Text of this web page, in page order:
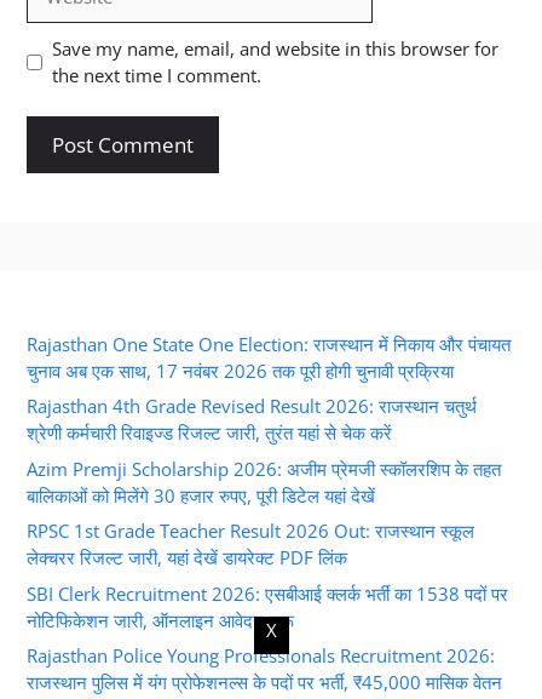
Save my name, email, and website in this browser for
the next time I comment.
Rajasthan One State One Election: राजस्थान में निकाय और पंचायत
चुनाव अब एक साथ, 17 नवंबर 2026 तक पूरी होगी चुनावी प्रक्रिया
Rajasthan 4th Grade Revised Result 2026: राजस्थान चतुर्थ
श्रेणी कर्मचारी रिवाइज्ड रिजल्ट जारी, तुरंत यहां से चेक करें
Azim Premji Scholarship 2026: अजीम प्रेमजी स्कॉलरशिप के तहत
बालिकाओं को मिलेंगे 30 हजार रुपए, पूरी डिटेल यहां देखें
RPSC 1st Grade Teacher Result 2026 Out: राजस्थान स्कूल
लेक्चरर रिजल्ट जारी, यहां देखें डायरेक्ट PDF लिंक
SBI Clerk Recruitment 2026: एसबीआई क्लर्क भर्ती का 1538 पदों पर
नोटिफिकेशन जारी, ऑनलाइन आवेदन शुरू
Rajasthan Police Young Professionals Recruitment 2026:
राजस्थान पुलिस में यंग प्रोफेशनल्स के पदों पर भर्ती, ₹45,000 मासिक वेतन
X